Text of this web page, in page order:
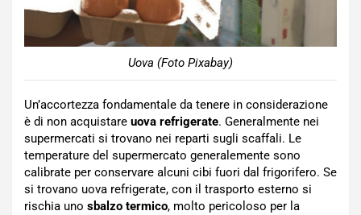
Uova (Foto Pixabay)
Un’accortezza fondamentale da tenere in considerazione
è di non acquistare uova refrigerate. Generalmente nei
supermercati si trovano nei reparti sugli scaffali. Le
temperature del supermercato generalemente sono
calibrate per conservare alcuni cibi fuori dal frigorifero. Se
si trovano uova refrigerate, con il trasporto esterno si
rischia uno sbalzo termico, molto pericoloso per la